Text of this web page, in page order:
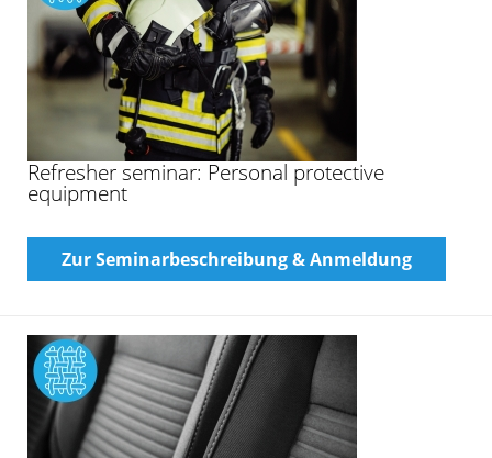
Refresher seminar: Personal protective
equipment
Zur Seminarbeschreibung & Anmeldung